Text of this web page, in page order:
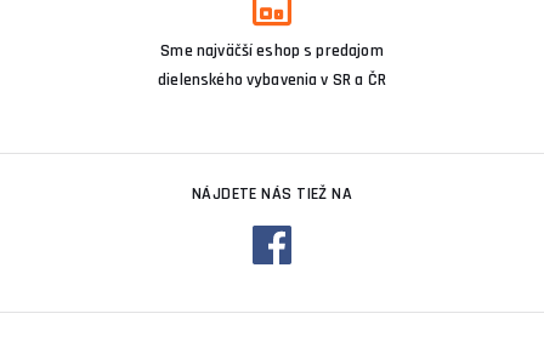
Sme najväčší eshop s predajom
dielenského vybavenia v SR a ČR
NÁJDETE NÁS TIEŽ NA